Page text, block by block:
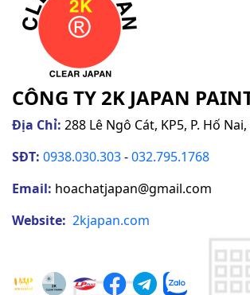
CÔNG TY 2K JAPAN
Địa Chỉ: 288 Lê Ngô Cát, KP5, P. Hố
SĐT: 0938.030.303-032.795.1768
Email: hoachatjapan@gmail.com
Website: 2kjapan.com